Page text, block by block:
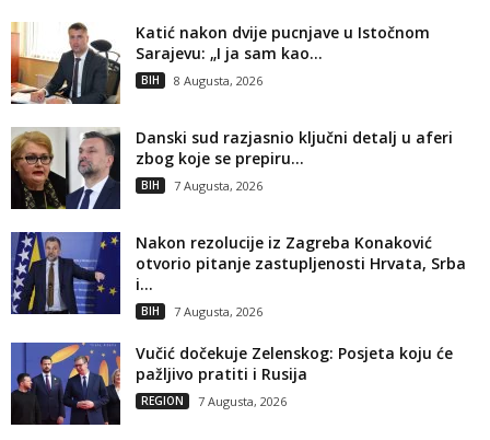
Katić nakon dvije pucnjave u Istočnom
Sarajevu: „I ja sam kao...
BIH 8 Augusta, 2026
Danski sud razjasnio ključni detalj u aferi
zbog koje se prepiru...
BIH 7 Augusta, 2026
Nakon rezolucije iz Zagreba Konaković
otvorio pitanje zastupljenosti Hrvata, Srba
i...
BIH 7 Augusta, 2026
Vučić dočekuje Zelenskog: Posjeta koju će
pažljivo pratiti i Rusija
REGION 7 Augusta, 2026